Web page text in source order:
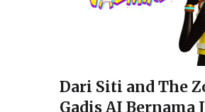
Dari Siti and The
Gadis AI Bernama